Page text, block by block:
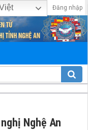
Đăng nhập
Nghệ An